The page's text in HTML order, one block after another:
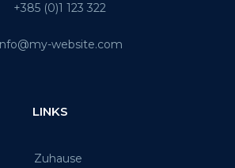
+385 (0)1 123 322
website.com
LINKS
Zuhause